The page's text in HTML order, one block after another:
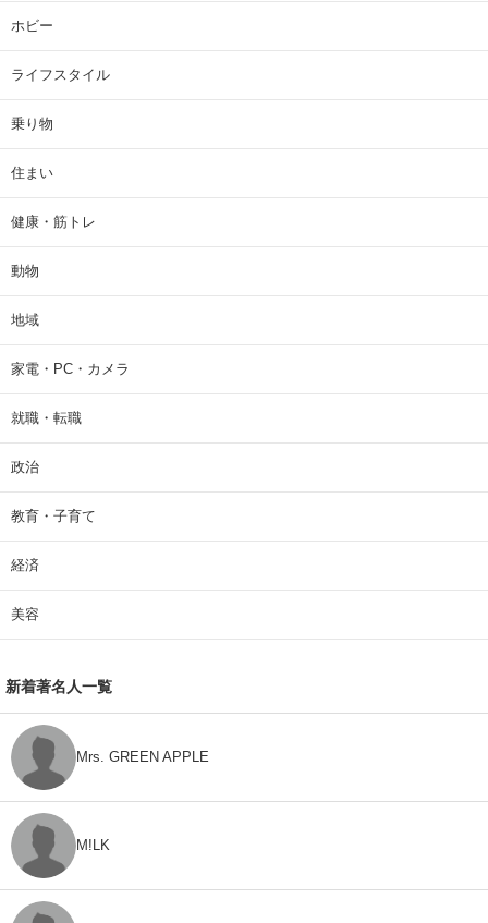
ホビー
ライフスタイル
乗り物
住まい
健康・筋トレ
動物
地域
家電・PC・カメラ
就職・転職
政治
教育・子育て
経済
美容
新着著名人一覧
Mrs. GREEN APPLE
M!LK